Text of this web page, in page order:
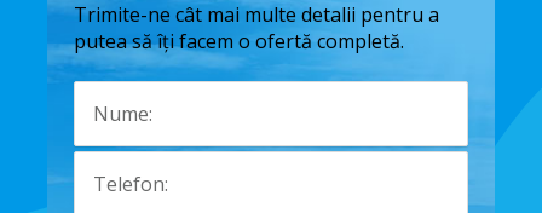
Trimite-ne cât mai multe detalii pentru a
putea să îți facem o ofertă completă.